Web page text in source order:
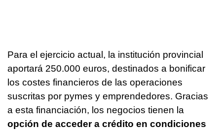
Para el ejercicio actual, la institución provincial
aportará 250.000 euros, destinados a bonificar
los costes financieros de las operaciones
suscritas por pymes y emprendedores. Gracias
a esta financiación, los negocios tienen la
opción de acceder a crédito en condiciones